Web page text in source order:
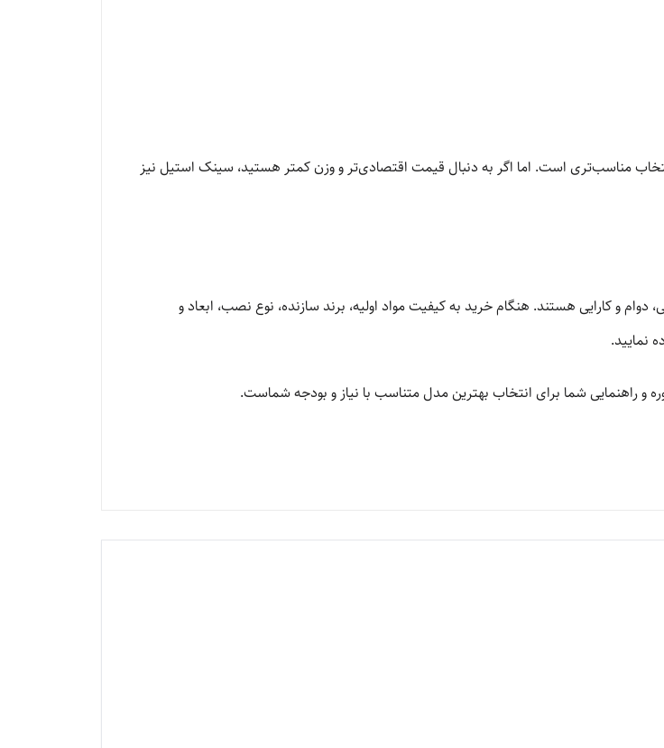
مناسب‌تری است. اما اگر به دنبال قیمت اقتصادی‌تر و وزن کمتر هستید، سینک استیل نیز
دوام و کارایی هستند. هنگام خرید به کیفیت مواد اولیه، برند سازنده، نوع نصب، ابعاد و
نمایید.
و راهنمایی شما برای انتخاب بهترین مدل متناسب با نیاز و بودجه شماست.